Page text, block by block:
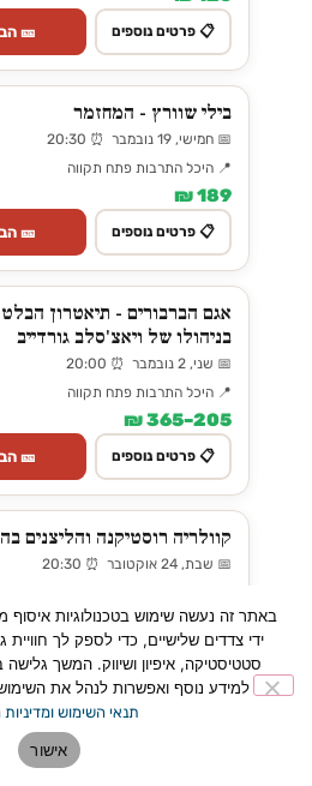
📋 פרטים נוספים 🎫
בילי שוורץ - המחזמר
📅 חמישי, 19 נובמבר ⏰ 20:30
📍 היכל התרבות פתח תקווה
189 ₪
📋 פרטים נוספים 🎫
אגם הברבורים - תיאטרון
בניהולו של ויאצ'סלב גורדייב
📅 שני, 2 נובמבר ⏰ 20:00
📍 היכל התרבות פתח תקווה
205–365 ₪
📋 פרטים נוספים 🎫
קוולריה רוסטיקנה והליצנים
📅 שבת, 24 אוקטובר ⏰ 20:30
225–385 ₪
📋 פרטים נוספים 🎫
אליסה בארץ הפלאות – חנוכה 2026
ידי צדדים שלישיים, כדי לספק לך חוויית
סטטיסטיקה, איפיון ושיווק. המשך
למידע נוסף ואפשרות לנהל את
תנאי השימוש
אישור